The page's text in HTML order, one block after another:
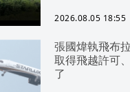
2026.08.05 18:55
張國煒執飛布
取得飛越許可
了